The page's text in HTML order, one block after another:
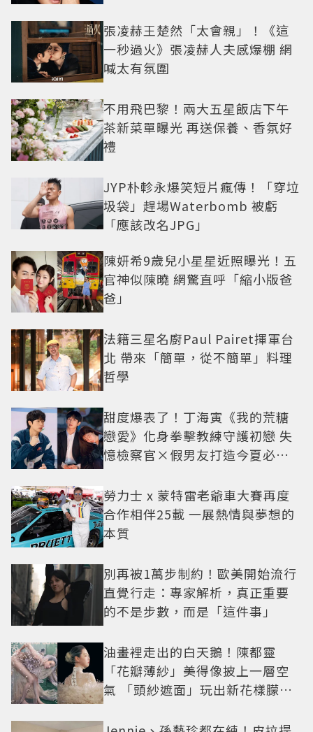
張凌赫王楚然「太會親」！《這
一秒過火》張凌赫人夫感爆棚 網
喊太有氛圍
不用飛巴黎！兩大五星飯店下午
茶新菜單曝光 再送保養、香氛好
禮
JYP朴軫永爆笑短片瘋傳！「穿垃
圾袋」趕場Waterbomb 被虧
「應該改名JPG」
陳妍希9歲兒小星星近照曝光！五
官神似陳曉 網驚直呼「縮小版爸
爸」
法籍三星名廚Paul Pairet揮軍台
北 帶來「簡單，從不簡單」料理
哲學
甜度爆表了！丁海寅《我的荒糖
戀愛》化身拳擊教練守護初戀 失
憶檢察官×假男友打造今夏必看
勞力士 x 蒙特雷老爺車大賽再度
合作相伴25載 一展熱情與夢想的
本質
別再被1萬步制約！歐美開始流行
直覺行走：專家解析，真正重要
的不是步數，而是「這件事」
油畫裡走出的白天鵝！陳都靈
「花瓣薄紗」美得像披上一層空
氣 「頭紗遮面」玩出新花樣朦朧